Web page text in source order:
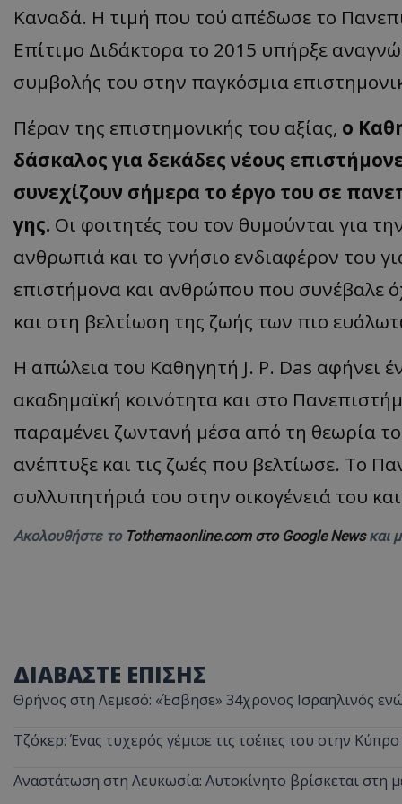
Καναδά. Η τιμή που τού απέδωσε το
Επίτιμο Διδάκτορα το 2015 υπήρξε
συμβολής του στην παγκόσμια
Πέραν της επιστημονικής του αξίας, ο
δάσκαλος για δεκάδες νέους
συνεχίζουν σήμερα το έργο του σε
γης. Οι φοιτητές του τον θυμούνται για
ανθρωπιά και το γνήσιο ενδιαφέρον του
επιστήμονα και ανθρώπου που συνέβαλε
και στη βελτίωση της ζωής των πιο
Η απώλεια του Καθηγητή J. P. Das αφήνει
ακαδημαϊκή κοινότητα και στο
παραμένει ζωντανή μέσα από τη θεωρία
ανέπτυξε και τις ζωές που βελτίωσε. Το
συλλυπητήριά του στην οικογένειά του
Ακολουθήστε το Tothemaonline.com στο Google Newsκαι
ΔΙΑΒΑΣΤΕ ΕΠΙΣΗΣ
Θρήνος στη Λεμεσό: «Έσβησε» 34χρονος Ισραηλινός
Τζόκερ: Ένας τυχερός γέμισε τις τσέπες του στην
Αναστάτωση στη Λευκωσία: Αυτοκίνητο βρίσκεται
__cf_bm